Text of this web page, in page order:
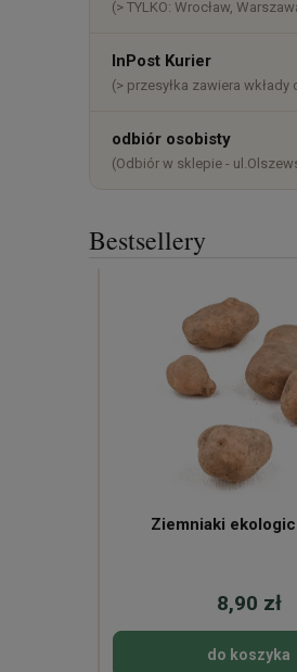
(> TYLKO: Wrocław,
InPost Kurier
(> przesyłka zawiera
odbiór osobisty
(Odbiór w sklepie -
Bestsellery
Ziemniaki
8,90 zł
do koszyka